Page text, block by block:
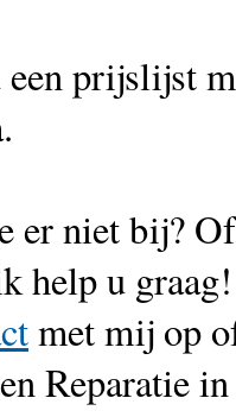
prijslijst
er niet bij?
help u graag!
met mij op
Reparatie